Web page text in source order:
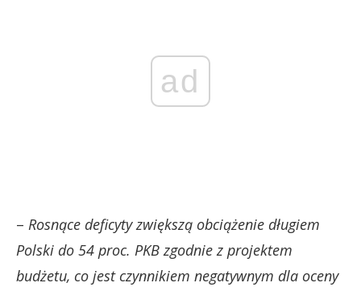
ad
– Rosnące deficyty zwiększą obciążenie długiem
Polski do 54 proc. PKB zgodnie z projektem
budżetu, co jest czynnikiem negatywnym dla oceny